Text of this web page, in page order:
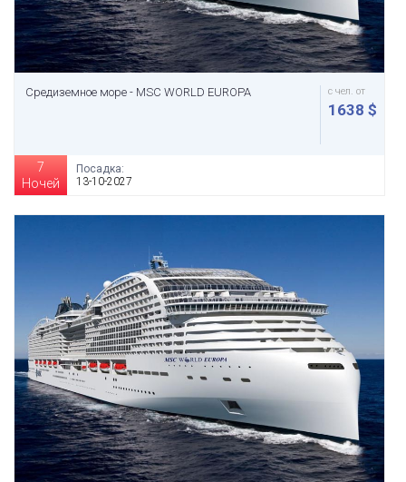
Средиземное море - MSC WORLD EUROPA с чел. от
1638 $
7
Ночей
Посадка:
13-10-2027